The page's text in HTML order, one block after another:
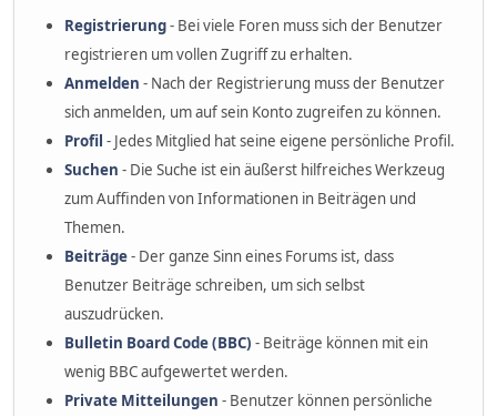
Registrierung- Bei viele Foren muss sich der Benutzer
registrieren um vollen Zugriff zu erhalten.
Anmelden - Nach der Registrierung muss der Benutzer
sich anmelden, um auf sein Konto zugreifen zu können.
Profil - Jedes Mitglied hat seine eigene persönliche Profil.
Suchen - Die Suche ist ein äußerst hilfreiches Werkzeug
zum Auffinden von Informationen in Beiträgen und
Themen.
Beiträge- Der ganze Sinn eines Forums ist, dass
Benutzer Beiträge schreiben, um sich selbst
auszudrücken.
Bulletin Board Code (BBC) - Beiträge können mit ein
wenig BBC aufgewertet werden.
Private Mitteilungen - Benutzer können persönliche